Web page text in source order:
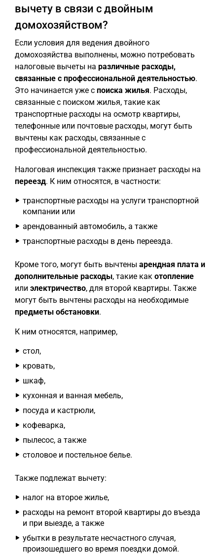
вычету в связи с двойным
домохозяйством?
Если условия для ведения двойного
домохозяйства выполнены, можно потребовать
налоговые вычеты на различные расходы,
связанные с профессиональной деятельностью.
Это начинается уже с поиска жилья. Расходы,
связанные с поиском жилья, такие как
транспортные расходы на осмотр квартиры,
телефонные или почтовые расходы, могут быть
вычтены как расходы, связанные с
профессиональной деятельностью.
Налоговая инспекция также признает расходы на
переезд. К ним относятся, в частности:
транспортные расходы на услуги транспортной
компании или
арендованный автомобиль, а также
транспортные расходы в день переезда.
Кроме того, могут быть вычтены арендная плата и
дополнительные расходы, такие как отопление
или электричество, для второй квартиры. Также
могут быть вычтены расходы на необходимые
предметы обстановки.
К ним относятся, например,
стол,
кровать,
шкаф,
кухонная и ванная мебель,
посуда и кастрюли,
кофеварка,
пылесос, а также
столовое и постельное белье.
Также подлежат вычету:
налог на второе жилье,
расходы на ремонт второй квартиры до въезда
и при выезде, а также
убытки в результате несчастного случая,
произошедшего во время поездки домой.